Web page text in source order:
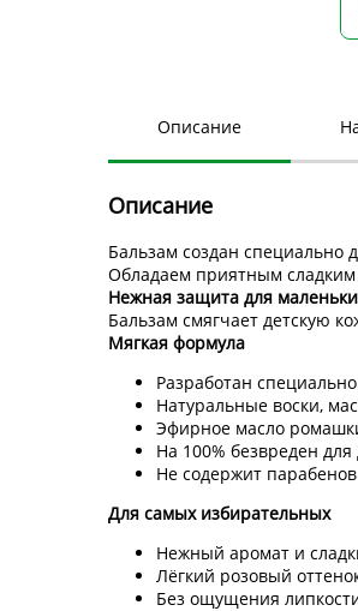
Описание
Описание
Бальзам создан
Обладаем приятным сладким
Нежная защита для
Бальзам смягчает детскую
Мягкая формула
Разработан
Натуральные воски,
Эфирное масло
На 100% безвреден для
Не содержит парабенов
Для самых избирательных
Нежный аромат и
Лёгкий розовый
Без ощущения